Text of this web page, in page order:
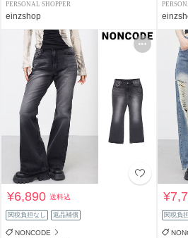
PERSONAL SHOPPER
einzshop
¥6,890送料込
関税負担なし 返品補償
NONCODE
関税負